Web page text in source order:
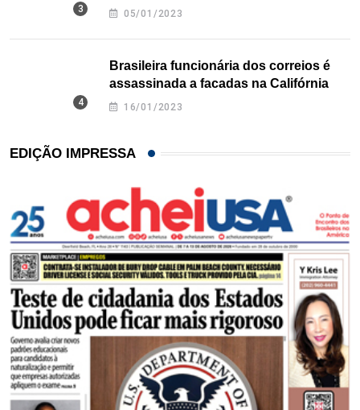
Texas
05/01/2023
Brasileira funcionária dos correios é
assassinada a facadas na Califórnia
16/01/2023
EDIÇÃO IMPRESSA